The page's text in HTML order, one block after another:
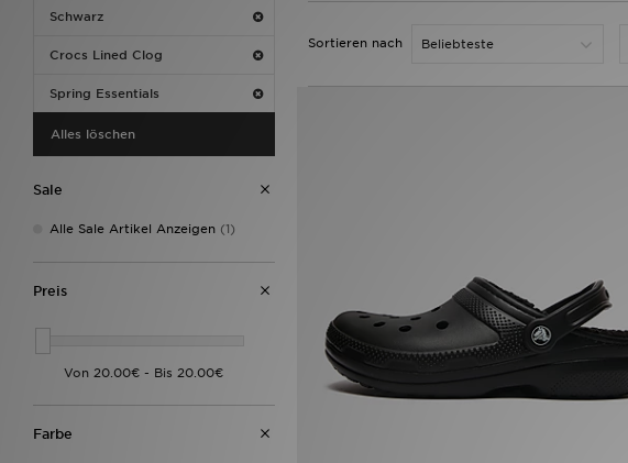
Schwarz
Crocs Lined Clog
Spring Essentials
Alles löschen
Sale
Alle Sale Artikel Anzeigen (1)
Preis
Farbe
Sortieren nach